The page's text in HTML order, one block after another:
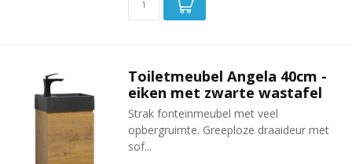
Toiletmeubel Angela 40cm -
eiken met zwarte wastafel
Strak fonteinmeubel met veel
opbergruimte. Greeploze draaideur met
sof...